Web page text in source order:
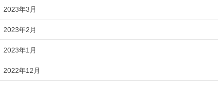
2023年3月
2023年2月
2023年1月
2022年12月